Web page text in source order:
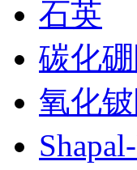
石英
碳化
氧化